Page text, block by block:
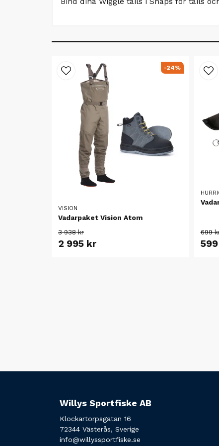
VISION
Vadarpaket Vision Atom
3 938 kr
2 995 kr
-24%
699
Willys Sportfiske AB
Klockartorpsgatan 16
72344 Västerås, Sverige
info@willyssportfiske.se